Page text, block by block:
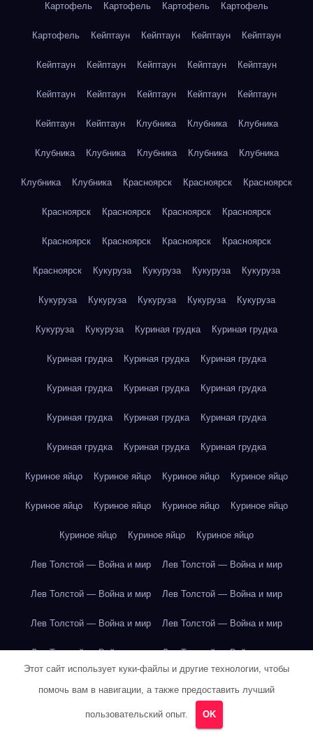
Картофель Картофель Картофель Картофель
Картофель Кейптаун Кейптаун Кейптаун Кейптаун
Кейптаун Кейптаун Кейптаун Кейптаун Кейптаун
Кейптаун Кейптаун Кейптаун Кейптаун Кейптаун
Кейптаун Кейптаун Клубника Клубника Клубника
Клубника Клубника Клубника Клубника Клубника
Клубника Клубника Красноярск Красноярск Красноярск
Красноярск Красноярск Красноярск Красноярск
Красноярск Красноярск Красноярск Красноярск
Красноярск Кукуруза Кукуруза Кукуруза Кукуруза
Кукуруза Кукуруза Кукуруза Кукуруза Кукуруза
Кукуруза Кукуруза Куриная грудка Куриная грудка
Куриная грудка Куриная грудка Куриная грудка
Куриная грудка Куриная грудка Куриная грудка
Куриная грудка Куриная грудка Куриная грудка
Куриная грудка Куриная грудка Куриная грудка
Куриное яйцо Куриное яйцо Куриное яйцо Куриное яйцо
Куриное яйцо Куриное яйцо Куриное яйцо Куриное яйцо
Куриное яйцо Куриное яйцо Куриное яйцо
Лев Толстой — Война и мир Лев Толстой — Война и мир
Лев Толстой — Война и мир Лев Толстой — Война и мир
Лев Толстой — Война и мир Лев Толстой — Война и мир
Лев Толстой — Война и мир Лев Толстой — Война и мир
Лев Толстой — Война и мир Лев Толстой — Война и мир
Этот сайт использует куки-файлы и другие технологии, чтобы
помочь вам в навигации, а также предоставить лучший
пользовательский опыт. OK